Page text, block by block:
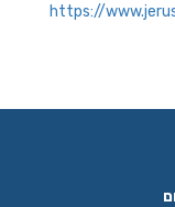
https://